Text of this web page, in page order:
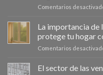
Comentarios
La importancia de
protege tu hogar
Comentarios
El sector de las